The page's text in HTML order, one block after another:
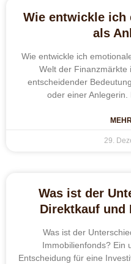
Wie entwickle ich
als
Wie entwickle ich
Welt der Finanzmärkte
entscheidender
oder einer Anlegerin.
29.
Was ist der
Direktkauf und
Was ist der
Immobilienfonds? Ein
Entscheidung für eine